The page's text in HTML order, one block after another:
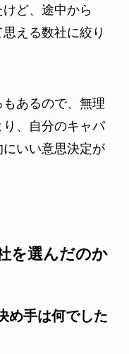
ど、途中から
える数社に絞り
あるので、無理
、自分のキャパ
いい意思決定が
を選んだのか
め手は何でした